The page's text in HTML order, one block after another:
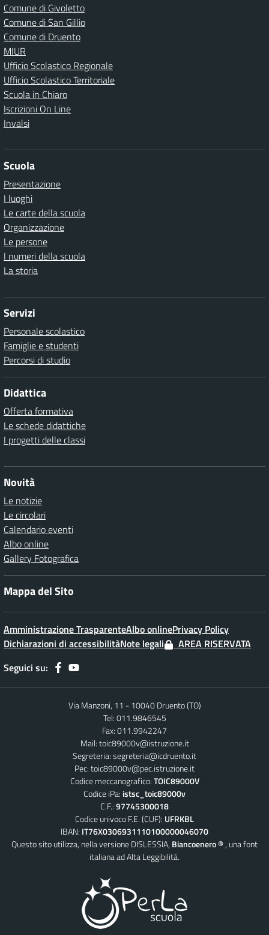
Comune di Givoletto
Comune di San Gillio
Comune di Druento
MIUR
Ufficio Scolastico Regionale
Ufficio Scolastico Territoriale
Scuola in Chiaro
Iscrizioni On Line
Invalsi
Scuola
Presentazione
I luoghi
Le carte della scuola
Organizzazione
Le persone
I numeri della scuola
La storia
Servizi
Personale scolastico
Famiglie e studenti
Percorsi di studio
Didattica
Offerta formativa
Le schede didattiche
I progetti delle classi
Novità
Le notizie
Le circolari
Calendario eventi
Albo online
Gallery Fotografica
Mappa del Sito
Amministrazione TrasparenteAlbo onlinePrivacy Policy
Dichiarazioni di accessibilitàNote legali
AREA RISERVATA
Seguici su:
Via Manzoni, 11 - 10040 Druento (TO)
Tel: 011.9846545
Fax: 011.9942247
Mail:toic89000v@istruzione.it
Segreteria:segreteria@icdruento.it
Pec:toic89000v@pec.istruzione.it
Codice meccanografico:TOIC89000V
Codice iPa: istsc_toic89000v
C.F.:97745300018
Codice univoco F.E. (CUF): UFRKBL
IBAN: IT76X0306931110100000046070
Questo sito utilizza, nella versione DISLESSIA, Biancoenero ®, una font
italiana ad Alta Leggibilità.